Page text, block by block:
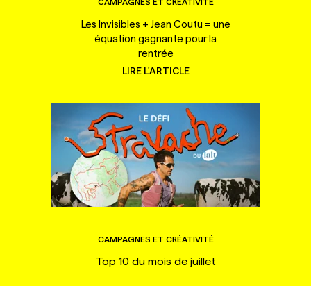
CAMPAGNES ET CRÉATIVITÉ
Les Invisibles + Jean Coutu = une
équation gagnante pour la
rentrée
LIRE L'ARTICLE
CAMPAGNES ET CRÉATIVITÉ
Top 10 du mois de juillet